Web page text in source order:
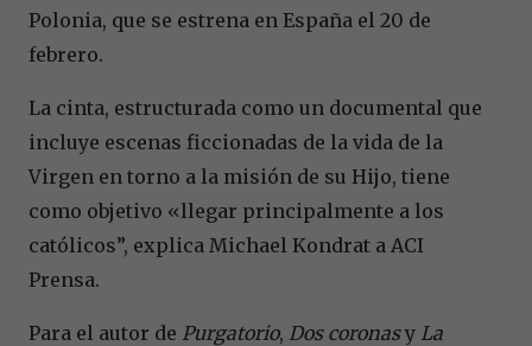
Polonia, que se estrena en España el 20 de
febrero.
La cinta, estructurada como un documental que
incluye escenas ficcionadas de la vida de la
Virgen en torno a la misión de su Hijo, tiene
como objetivo «llegar principalmente a los
católicos”, explica Michael Kondrat a ACI
Prensa.
Para el autor de Purgatorio, Dos coronasy La